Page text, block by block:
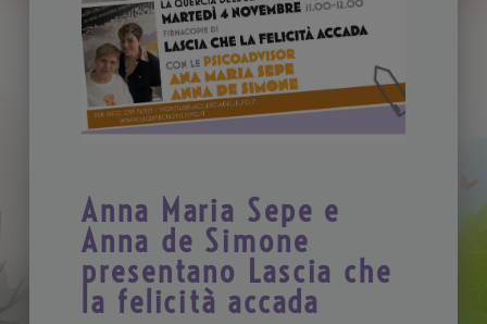
Anna Maria Sepe e
Anna de Simone
presentano Lascia che
la felicità accada